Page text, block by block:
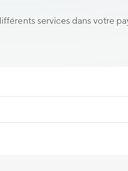
services dans votre